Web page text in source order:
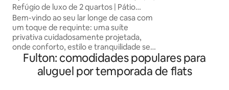
n
Refúgio de luxo de 2 quartos | Pátio
privativo • Tranquilo e limpo
Bem-vindo ao seu lar longe de casa com
um toque de requinte: uma suíte
privativa cuidadosamente projetada,
onde conforto, estilo e tranquilidade se
unem com naturalidade. Este espaço
deslumbrante oferece uma experiência
de luxo com a privacidade de sua própria
Fulton: comodidades populares para
aluguel por temporada de flats